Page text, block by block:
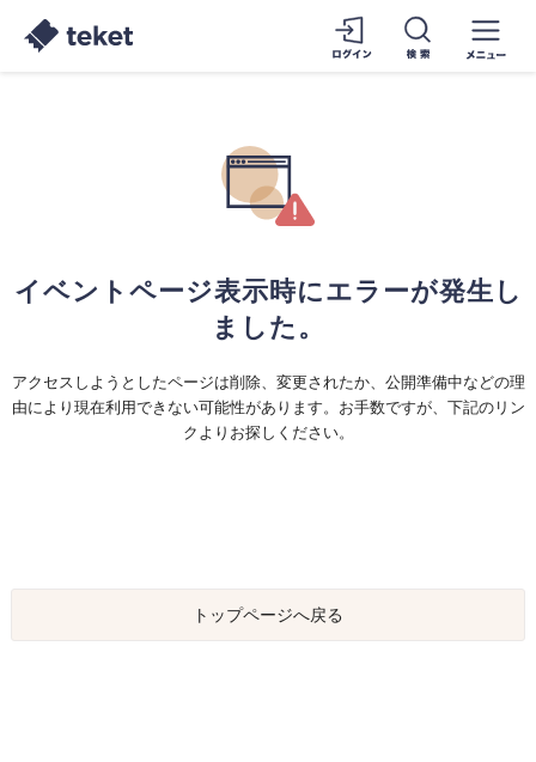
イベントページ表示時にエラーが発生し
ました。
アクセスしようとしたページは削除、変更されたか、公開準備中などの理
由により現在利用できない可能性があります。お手数ですが、下記のリン
クよりお探しください。
トップページへ戻る